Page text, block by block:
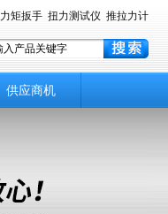
力矩扳手 扭力测试仪 推拉力计
供应商机